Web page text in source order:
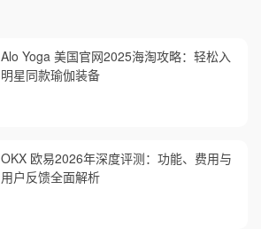
Alo Yoga 美国官网2025海淘攻略：轻松入
明星同款瑜伽装备
OKX 欧易2026年深度评测：功能、费用与
用户反馈全面解析